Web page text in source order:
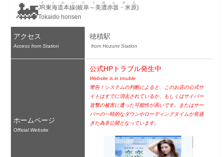
🚂JR東海道本線(岐阜～美濃赤坂・米原)
とうかいどうほんせん
Tokaido honsen
アクセス
Access from Station
穂積駅
from Hozumi Station
ホームページ
Official Website
公式HPトラブル発生中
Website is in trouble
警告！システムの判断によると、このお店の公式サ
イトはすでに消去されているか、もしくはサイバー
攻撃の被害に遭った可能性が高いです。またはサー
バーの一時的なダウンやローディングタイムが長過
ぎた為非公開となっています。